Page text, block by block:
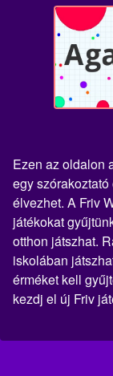
Ezen az oldalon
egy
élvezhet. A Friv
játékokat
otthon játszhat.
iskolában
érméket kell
kezdj el új Friv